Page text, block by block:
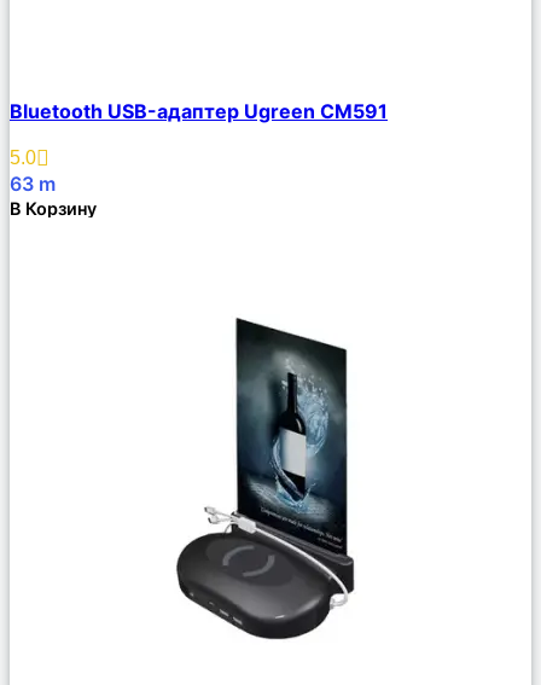
Описание
Избранное
Bluetooth USB-адаптер Ugreen CM591
5.0
63 m
В Корзину